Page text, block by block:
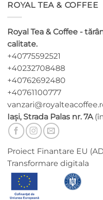
variații.
Opțiunile
fi
alese
în
pagina
produsului.
ROYAL TEA & COFFEE
Royal Tea & Coffee -
calitate.
+40775592521
+40232708488
+40762692480
+40761100777
Iași, Strada Palas nr. 7A
Proiect Finantare EU
Transformare digitala